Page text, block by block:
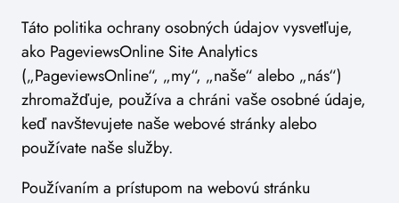
Táto politika ochrany osobných údajov vysvetľuje,
ako PageviewsOnline Site Analytics
(„PageviewsOnline“, „my“, „naše“ alebo „nás“)
zhromažďuje, používa a chráni vaše osobné údaje,
keď navštevujete naše webové stránky alebo
používate naše služby.
Používaním a prístupom na webovú stránku